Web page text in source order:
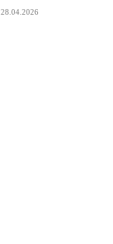
28.04.2026